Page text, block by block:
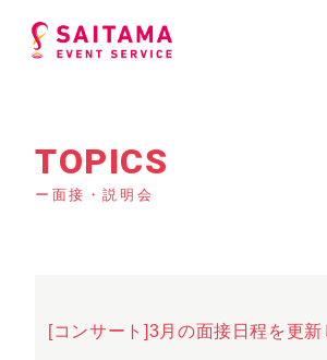
TOPICS
ー面接・説明会
[コンサート]3月の面接日程を更新